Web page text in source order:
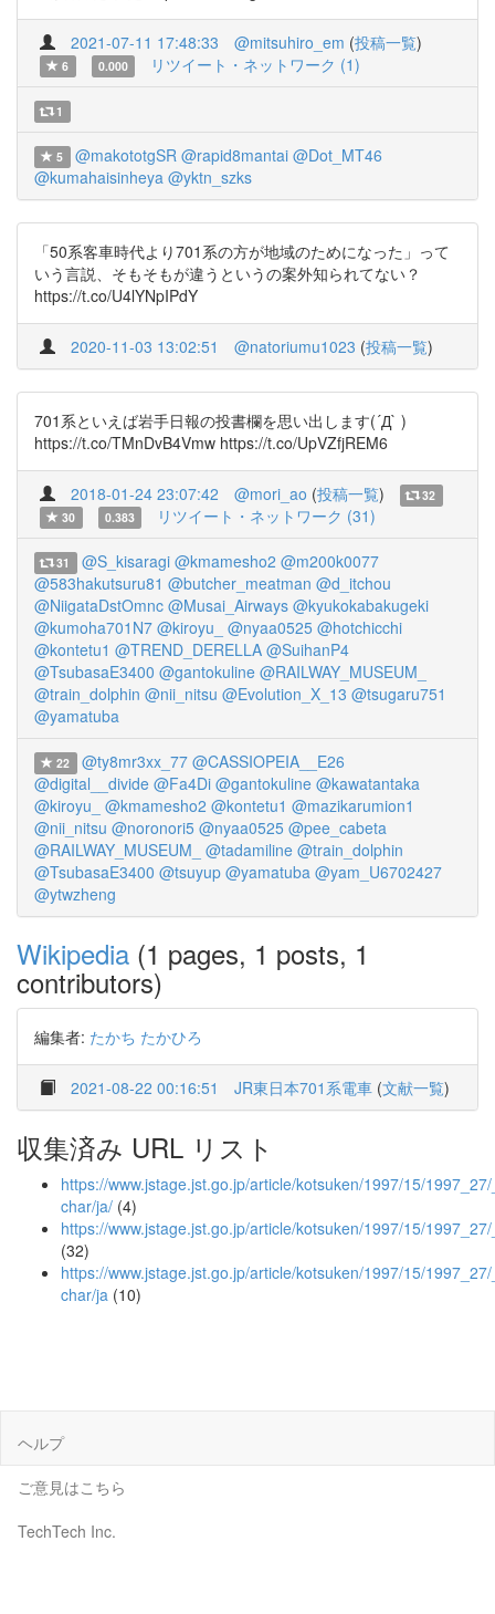
2021-07-11 17:48:33 @mitsuhiro_em (投稿一覧)
6 0.000 リツイート・ネットワーク (1)
1
5 @makototgSR @rapid8mantai @Dot_MT46
@kumahaisinheya @yktn_szks
「50系客車時代より701系の方が地域のためになった」って
いう言説、そもそもが違うというの案外知られてない？
https://t.co/U4lYNpIPdY
2020-11-03 13:02:51 @natoriumu1023 (投稿一覧)
701系といえば岩手日報の投書欄を思い出します(´Д` )
https://t.co/TMnDvB4Vmw https://t.co/UpVZfjREM6
2018-01-24 23:07:42 @mori_ao (投稿一覧)
32
30
0.383 リツイート・ネットワーク (31)
31 @S_kisaragi @kmamesho2 @m200k0077
@583hakutsuru81 @butcher_meatman @d_itchou
@NiigataDstOmnc @Musai_Airways @kyukokabakugeki
@kumoha701N7 @kiroyu_ @nyaa0525 @hotchicchi
@kontetu1 @TREND_DERELLA @SuihanP4
@TsubasaE3400 @gantokuline @RAILWAY_MUSEUM_
@train_dolphin @nii_nitsu @Evolution_X_13 @tsugaru751
@yamatuba
22 @ty8mr3xx_77 @CASSIOPEIA__E26
@digital__divide @Fa4Di @gantokuline @kawatantaka
@kiroyu_
@kmamesho2 @kontetu1 @mazikarumion1
@nii_nitsu @noronori5 @nyaa0525 @pee_cabeta
@RAILWAY_MUSEUM_
@tadamiline @train_dolphin
@TsubasaE3400 @tsuyup @yamatuba @yam_U6702427
@ytwzheng
Wikipedia (1 pages, 1 posts, 1
contributors)
編集者: たかち たかひろ
2021-08-22 00:16:51 JR東日本701系電車 (文献一覧)
収集済み URL リスト
https://www.jstage.jst.go.jp/article/kotsuken/1997/15/
char/ja/ (4)
https://www.jstage.jst.go.jp/article/kotsuken/1997/15/
(32)
https://www.jstage.jst.go.jp/article/kotsuken/1997/15/
char/ja (10)
ヘルプ
ご意見はこちら
TechTech Inc.